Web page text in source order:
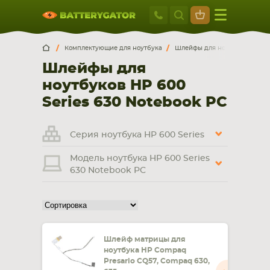
Москва
+7 495 414
Москва Санкт-Петербург
г. Москва, ул. Ткацкая, 5с3 (м. Семеновская)
5 мин. ходьбы от ст.м. “Семеновская”
+7 495 414 28 59
Пн-Вс:
9:00-21:00
смартфона, планшета
Комплектующие для ноутбука Шлейфы для ноутбуков
Шлейфы для
ноутбуков HP 600
Series 630 Notebook PC
Серия ноутбука HP 600 Series
Модель ноутбука HP 600 Series
630 Notebook PC
Шлейф матрицы для
ноутбука HP Compaq
Presario CQ57, Compaq 630,